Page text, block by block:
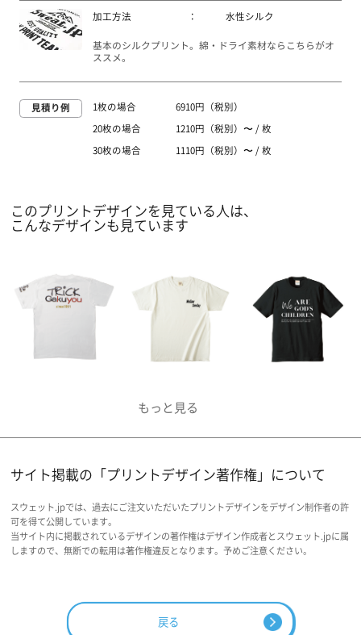
加工方法 ： 水性シルク
基本のシルクプリント。綿・ドライ素材ならこちらがオ
ススメ。
見積り例 1枚の場合 6910円（税別）
20枚の場合 1210円（税別）〜 / 枚
30枚の場合 1110円（税別）〜 / 枚
このプリントデザインを見ている人は、
こんなデザインも見ています
サイト掲載の「プリントデザイン著作権」について
スウェット.jpでは、過去にご注文いただいたプリントデザインをデザイン制作者の許
可を得て公開しています。
当サイト内に掲載されているデザインの著作権はデザイン作成者とスウェット.jpに属
しますので、無断での転用は著作権違反となります。予めご注意ください。
戻る